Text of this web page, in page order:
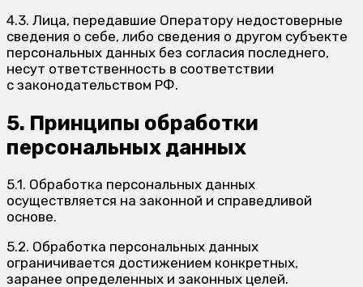
4.3. Лица, передавшие Оператору недостоверные
сведения о себе, либо сведения о другом субъекте
персональных данных без согласия последнего,
несут ответственность в соответствии
с законодательством РФ.
5. Принципы обработки
персональных данных
5.1. Обработка персональных данных
осуществляется на законной и справедливой
основе.
5.2. Обработка персональных данных
ограничивается достижением конкретных,
заранее определенных и законных целей.